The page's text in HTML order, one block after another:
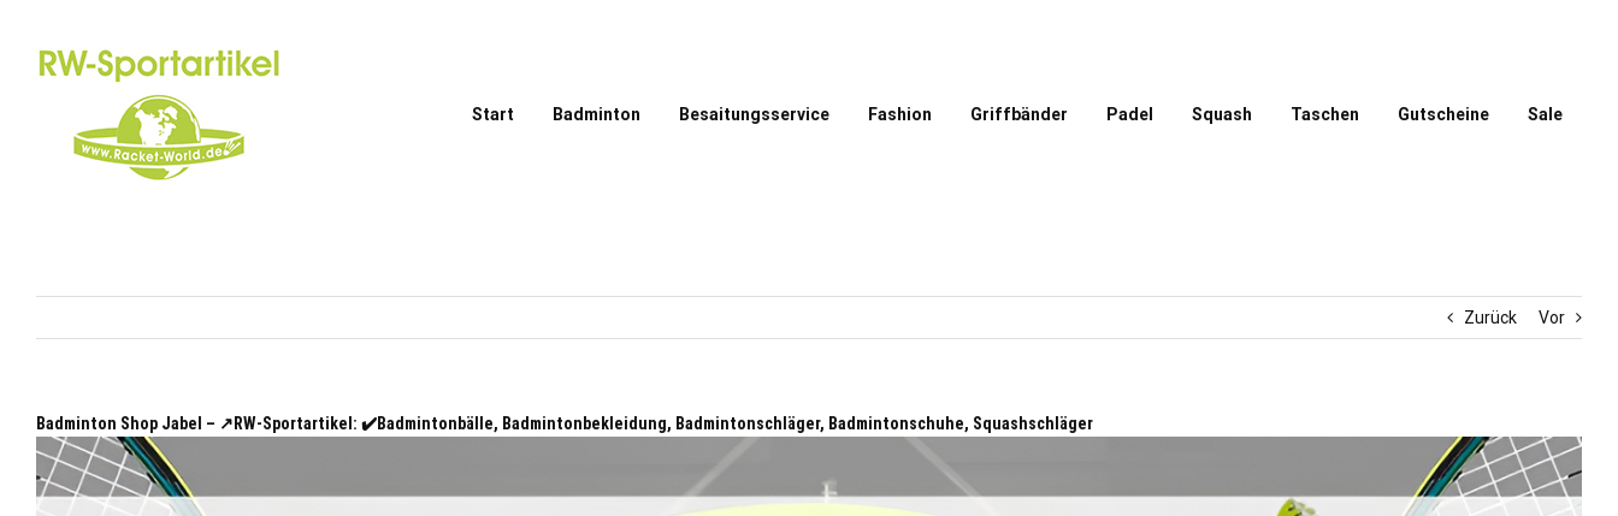
springen
Start Badminton Besaitungsservice Fashion Griffbänder Padel Squash Taschen Gutscheine Sale
Zurück Vor
Badminton Shop Jabel – ↗️RW-Sportartikel: ✔️Badmintonbälle, Badmintonbekleidung, Badmintonschläger, Badmintonschuhe, Squashschläger